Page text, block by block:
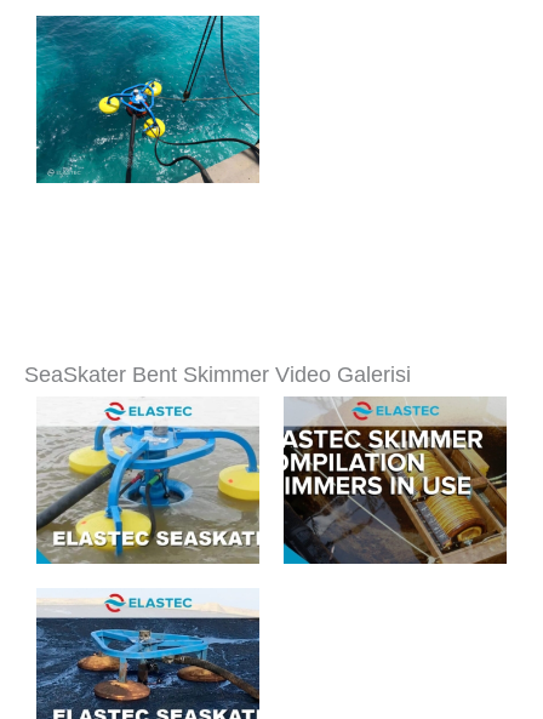
SeaSkater Bent Skimmer Video Galerisi